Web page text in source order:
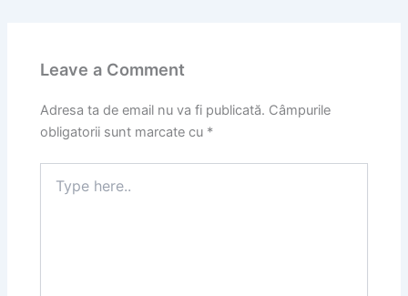
Leave a Comment
Adresa ta de email nu va fi publicată. Câmpurile
obligatorii sunt marcate cu *
here..